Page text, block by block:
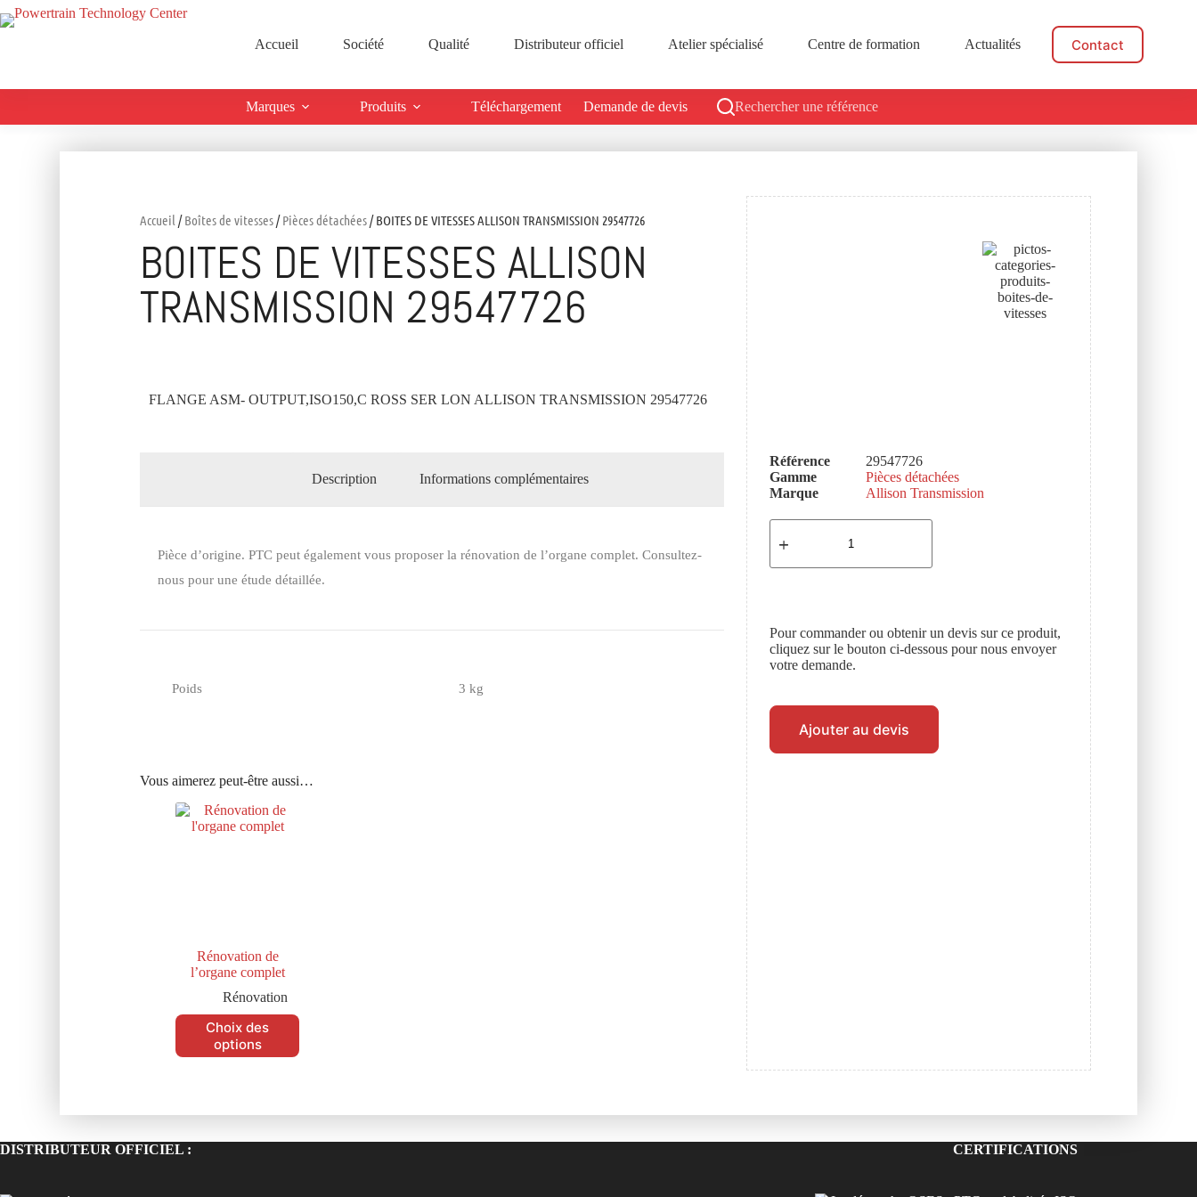
Accueil Société Qualité Distributeur officiel Atelier spécialisé Centre de formation Actualités Contact
Marques Produits Téléchargement Demande de devis Rechercher une référence
Accueil /Boîtes de vitesses/Pièces détachées/ BOITES DE VITESSES ALLISON TRANSMISSION 29547726
BOITES DE VITESSES ALLISON
TRANSMISSION 29547726
FLANGE ASM- OUTPUT,ISO150,C ROSS SER LON ALLISON TRANSMISSION 29547726
Description Informations complémentaires
Pièce d’origine. PTC peut également vous proposer la rénovation de l’organe complet. Consultez-
nous pour une étude détaillée.
Poids 3 kg
Vous aimerez peut-être aussi…
Rénovation de
l’organe complet
Rénovation
Choix des
options
Référence
29547726
Gamme
Pièces détachées
Marque
Allison Transmission
Pour commander ou obtenir un devis sur ce produit,
cliquez sur le bouton ci-dessous pour nous envoyer
votre demande.
Ajouter au devis
DISTRIBUTEUR OFFICIEL : CERTIFICATIONS